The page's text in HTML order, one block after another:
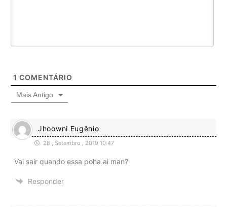
1 COMENTÁRIO
Mais Antigo
Jhoowni Eugênio
28 , Setembro , 2019 10:47
Vai sair quando essa poha ai man?
Responder